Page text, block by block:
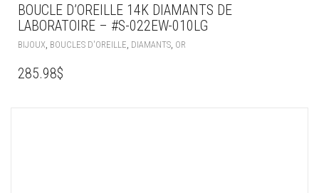
BOUCLE D’OREILLE 14K DIAMANTS DE
LABORATOIRE – #S-022EW-010LG
BIJOUX BOUCLES D'OREILLE DIAMANTS OR
285.98$